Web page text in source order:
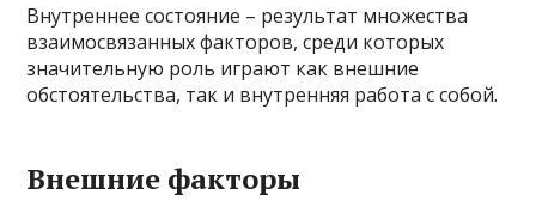
Внутреннее состояние – результат множества
взаимосвязанных факторов, среди которых
значительную роль играют как внешние
обстоятельства, так и внутренняя работа с собой.
Внешние факторы